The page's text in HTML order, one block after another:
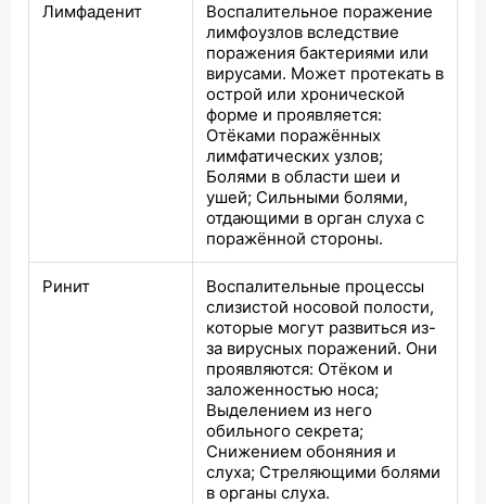
Лимфаденит
Воспалительное поражение
лимфоузлов вследствие
поражения бактериями или
вирусами. Может протекать в
острой или хронической
форме и проявляется:
Отёками поражённых
лимфатических узлов;
Болями в области шеи и
ушей; Сильными болями,
отдающими в орган слуха с
поражённой стороны.
Ринит
Воспалительные процессы
слизистой носовой полости,
которые могут развиться из-
за вирусных поражений. Они
проявляются: Отёком и
заложенностью носа;
Выделением из него
обильного секрета;
Снижением обоняния и
слуха; Стреляющими болями
в органы слуха.